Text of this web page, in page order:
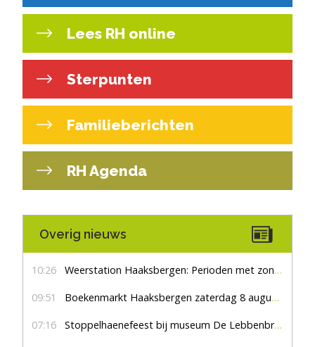
Lees RH online
Sterpunten
Familieberichten
RH Agenda
Overig nieuws
10:26 Weerstation Haaksbergen: Perioden met zon en droog
09:51 Boekenmarkt Haaksbergen zaterdag 8 augustus, marktplein Haaksbergen
07:16 Stoppelhaenefeest bij museum De Lebbenbrugge